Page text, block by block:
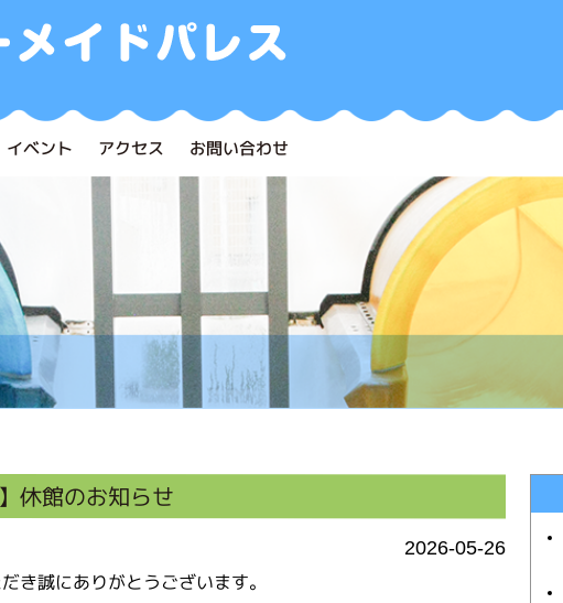
イベント アクセス お問い合わせ
休館のお知らせ
2026-05-26
き誠にありがとうございます。